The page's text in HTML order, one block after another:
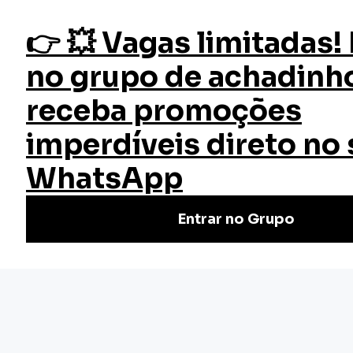
fazer login
Início Blogs Saúde e Beleza
Artigos em Saúde e Beleza
Dicas e novidades sobre saúde e beleza.